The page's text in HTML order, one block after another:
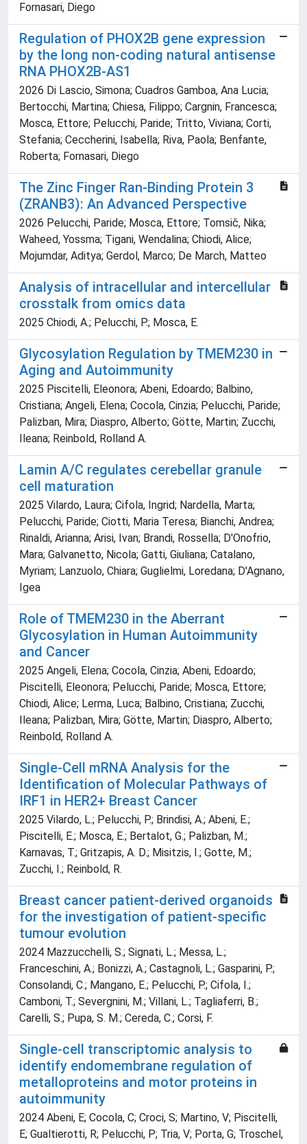
Fornasari, Diego
Regulation of PHOX2B gene expression
by the long non-coding natural antisense
RNA PHOX2B-AS1
2026 Di Lascio, Simona; Cuadros Gamboa, Ana Lucia;
Bertocchi, Martina; Chiesa, Filippo; Cargnin, Francesca;
Mosca, Ettore; Pelucchi, Paride; Tritto, Viviana; Corti,
Stefania; Ceccherini, Isabella; Riva, Paola; Benfante,
Roberta; Fornasari, Diego
The Zinc Finger Ran-Binding Protein 3
(ZRANB3): An Advanced Perspective
2026 Pelucchi, Paride; Mosca, Ettore; Tomsič, Nika;
Waheed, Yossma; Tigani, Wendalina; Chiodi, Alice;
Mojumdar, Aditya; Gerdol, Marco; De March, Matteo
Analysis of intracellular and intercellular
crosstalk from omics data
2025 Chiodi, A.; Pelucchi, P.; Mosca, E.
Glycosylation Regulation by TMEM230 in
Aging and Autoimmunity
2025 Piscitelli, Eleonora; Abeni, Edoardo; Balbino,
Cristiana; Angeli, Elena; Cocola, Cinzia; Pelucchi, Paride;
Palizban, Mira; Diaspro, Alberto; Götte, Martin; Zucchi,
Ileana; Reinbold, Rolland A.
Lamin A/C regulates cerebellar granule
cell maturation
2025 Vilardo, Laura; Cifola, Ingrid; Nardella, Marta;
Pelucchi, Paride; Ciotti, Maria Teresa; Bianchi, Andrea;
Rinaldi, Arianna; Arisi, Ivan; Brandi, Rossella; D'Onofrio,
Mara; Galvanetto, Nicola; Gatti, Giuliana; Catalano,
Myriam; Lanzuolo, Chiara; Guglielmi, Loredana; D'Agnano,
Igea
Role of TMEM230 in the Aberrant
Glycosylation in Human Autoimmunity
and Cancer
2025 Angeli, Elena; Cocola, Cinzia; Abeni, Edoardo;
Piscitelli, Eleonora; Pelucchi, Paride; Mosca, Ettore;
Chiodi, Alice; Lerma, Luca; Balbino, Cristiana; Zucchi,
Ileana; Palizban, Mira; Götte, Martin; Diaspro, Alberto;
Reinbold, Rolland A.
Single-Cell mRNA Analysis for the
Identification of Molecular Pathways of
IRF1 in HER2+ Breast Cancer
2025 Vilardo, L.; Pelucchi, P.; Brindisi, A.; Abeni, E.;
Piscitelli, E.; Mosca, E.; Bertalot, G.; Palizban, M.;
Karnavas, T.; Gritzapis, A. D.; Misitzis, I.; Gotte, M.;
Zucchi, I.; Reinbold, R.
Breast cancer patient-derived organoids
for the investigation of patient-specific
tumour evolution
2024 Mazzucchelli, S.; Signati, L.; Messa, L.;
Franceschini, A.; Bonizzi, A.; Castagnoli, L.; Gasparini, P.;
Consolandi, C.; Mangano, E.; Pelucchi, P.; Cifola, I.;
Camboni, T.; Severgnini, M.; Villani, L.; Tagliaferri, B.;
Carelli, S.; Pupa, S. M.; Cereda, C.; Corsi, F.
Single-cell transcriptomic analysis to
identify endomembrane regulation of
metalloproteins and motor proteins in
autoimmunity
2024 Abeni, E; Cocola, C; Croci, S; Martino, V; Piscitelli,
E; Gualtierotti, R; Pelucchi, P; Tria, V; Porta, G; Troschel,